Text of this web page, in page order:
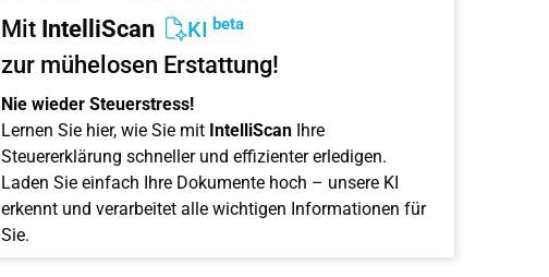
Mit IntelliScan KI beta
zur mühelosen Erstattung!
Nie wieder Steuerstress!
Lernen Sie hier, wie Sie mit IntelliScanIhre
Steuererklärung schneller und effizienter erledigen.
Laden Sie einfach Ihre Dokumente hoch – unsere KI
erkennt und verarbeitet alle wichtigen Informationen für
Sie.